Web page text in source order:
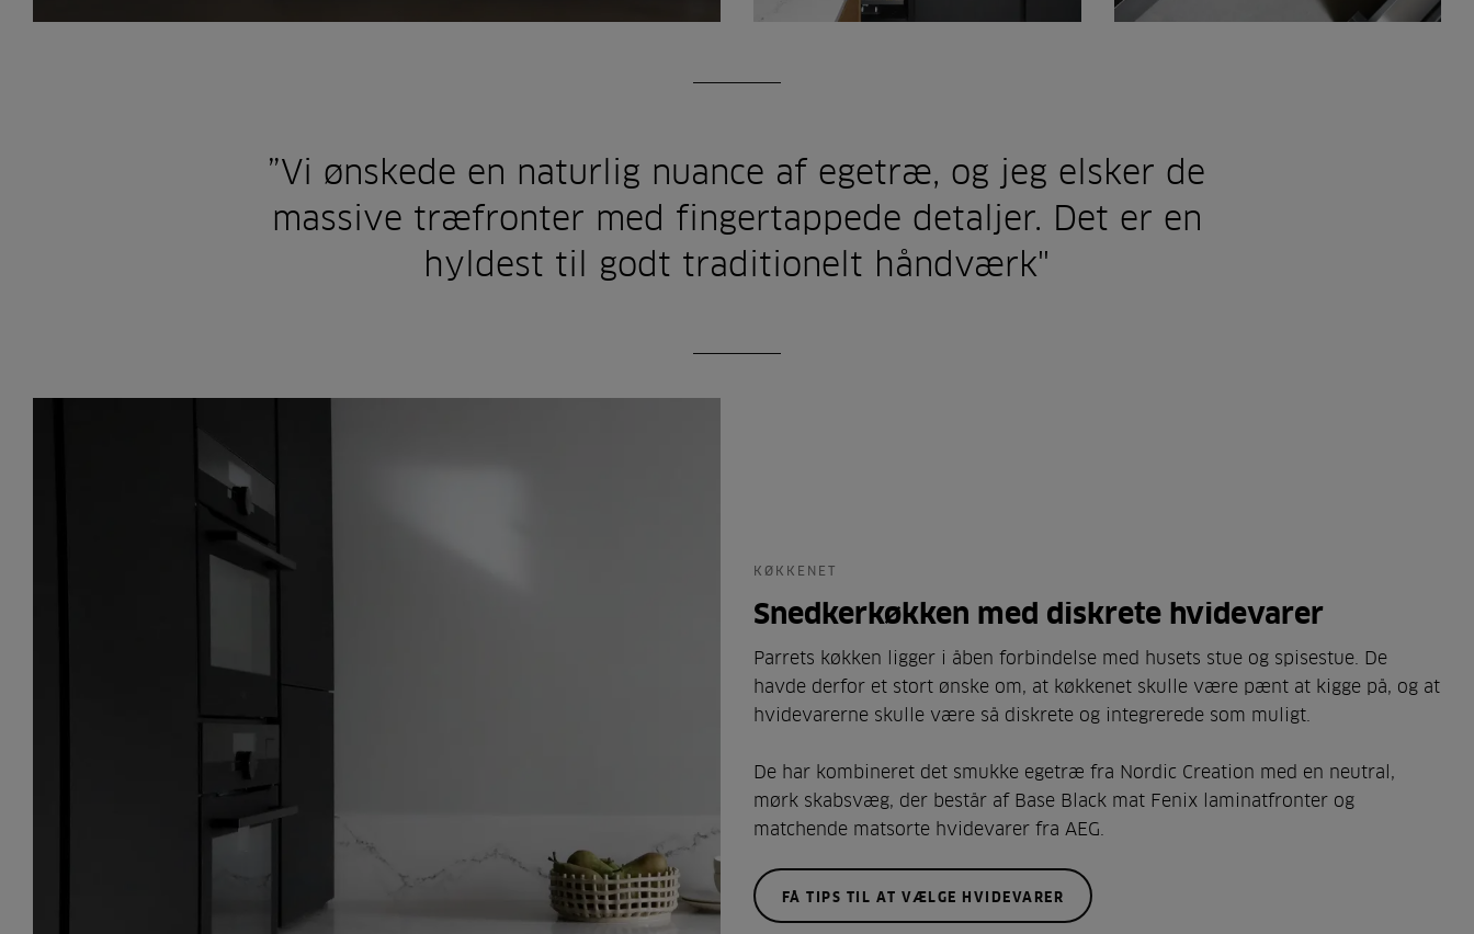
”Vi ønskede en naturlig nuance af egetræ, og jeg elsker de
massive træfronter med fingertappede detaljer. Det er en
hyldest til godt traditionelt håndværk"
KØKKENET
Snedkerkøkken med diskrete hvidevarer
Parrets køkken ligger i åben forbindelse med husets stue og spisestue. De
havde derfor et stort ønske om, at køkkenet skulle være pænt at kigge på, og at
hvidevarerne skulle være så diskrete og integrerede som muligt.
De har kombineret det smukke egetræ fra Nordic Creation med en neutral,
mørk skabsvæg, der består af Base Black mat Fenix laminatfronter og
matchende matsorte hvidevarer fra AEG.
FÅ TIPS TIL AT VÆLGE HVIDEVARER